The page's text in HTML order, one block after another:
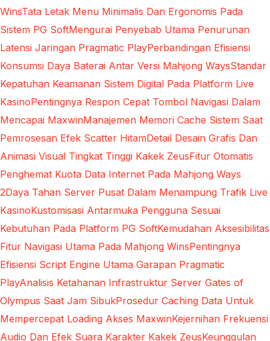
WinsTata Letak Menu Minimalis Dan Ergonomis Pada
Sistem PG SoftMengurai Penyebab Utama Penurunan
Latensi Jaringan Pragmatic PlayPerbandingan Efisiensi
Konsumsi Daya Baterai Antar Versi Mahjong WaysStandar
Kepatuhan Keamanan Sistem Digital Pada Platform Live
KasinoPentingnya Respon Cepat Tombol Navigasi Dalam
Mencapai MaxwinManajemen Memori Cache Sistem Saat
Pemrosesan Efek Scatter HitamDetail Desain Grafis Dan
Animasi Visual Tingkat Tinggi Kakek ZeusFitur Otomatis
Penghemat Kuota Data Internet Pada Mahjong Ways
2Daya Tahan Server Pusat Dalam Menampung Trafik Live
KasinoKustomisasi Antarmuka Pengguna Sesuai
Kebutuhan Pada Platform PG SoftKemudahan Aksesibilitas
Fitur Navigasi Utama Pada Mahjong WinsPentingnya
Efisiensi Script Engine Utama Garapan Pragmatic
PlayAnalisis Ketahanan Infrastruktur Server Gates of
Olympus Saat Jam SibukProsedur Caching Data Untuk
Mempercepat Loading Akses MaxwinKejernihan Frekuensi
Audio Dan Efek Suara Karakter Kakek ZeusKeunggulan